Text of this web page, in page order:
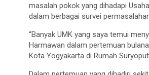
masalah pokok yang dihadapi
dalam berbagai survei
“Banyak UMK yang saya temui
Harmawan dalam pertemuan
Kota Yogyakarta di Rumah